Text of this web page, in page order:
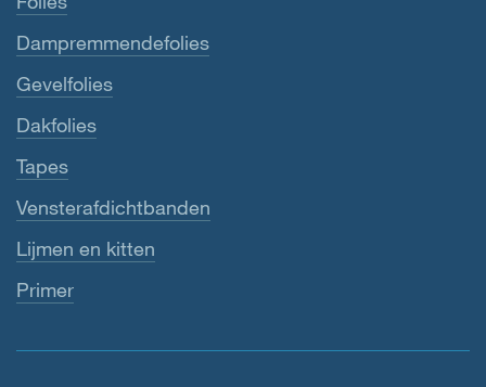
Dampremmendefolies
Gevelfolies
Dakfolies
Tapes
Vensterafdichtbanden
Lijmen en kitten
Primer